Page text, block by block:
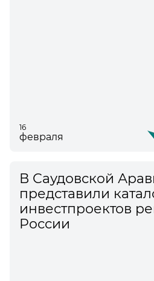
16
февраля
В Саудовской
представили
инвестпроектов
России